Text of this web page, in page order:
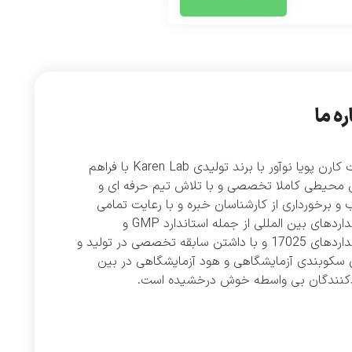
ما
شرکت کارن پویا نوآور با برند تولیدی Karen Lab با فراهم
محیطی کاملا تخصصی و با تلاش تیم حرفه ای و
برخورداری از کارشناسان خبره و با رعایت تمامی
استانداردهای بین المللی از جمله استاندارد GMP و
استانداردهای 17025 و با داشتن سابقه تخصصی در تولید و
سکوبندی آزمایشگاهی و هود آزمایشگاهی در بین
بی واسطه خوش درخشیده است.